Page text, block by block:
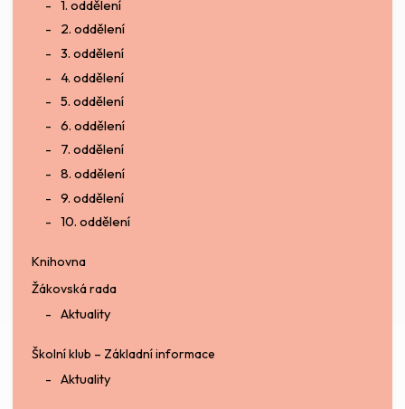
1. oddělení
2. oddělení
3. oddělení
4. oddělení
5. oddělení
6. oddělení
7. oddělení
8. oddělení
9. oddělení
10. oddělení
Knihovna
Žákovská rada
Aktuality
Školní klub – Základní informace
Aktuality